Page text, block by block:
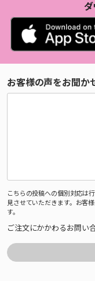
ダ
お客様の声をお聞か
こちらの投稿への個別対応は
見させていただきます。お客
す。
ご注文にかかわるお問い